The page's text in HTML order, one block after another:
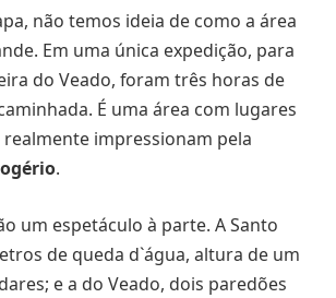
não temos ideia de como a área
Em uma única expedição, para
do Veado, foram três horas de
É uma área com lugares
impressionam pela
.
um espetáculo à parte. A Santo
de queda d`água, altura de um
e a do Veado, dois paredões